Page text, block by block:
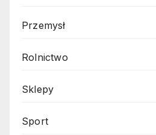
Przemysł
Rolnictwo
Sklepy
Sport